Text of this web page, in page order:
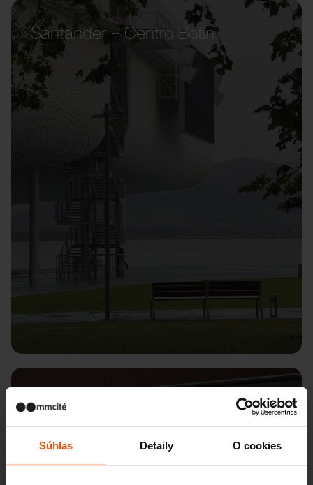
Súhlas Detaily O cookies
Santander – Centro Botin
Aeropuerto de Gran Canaria